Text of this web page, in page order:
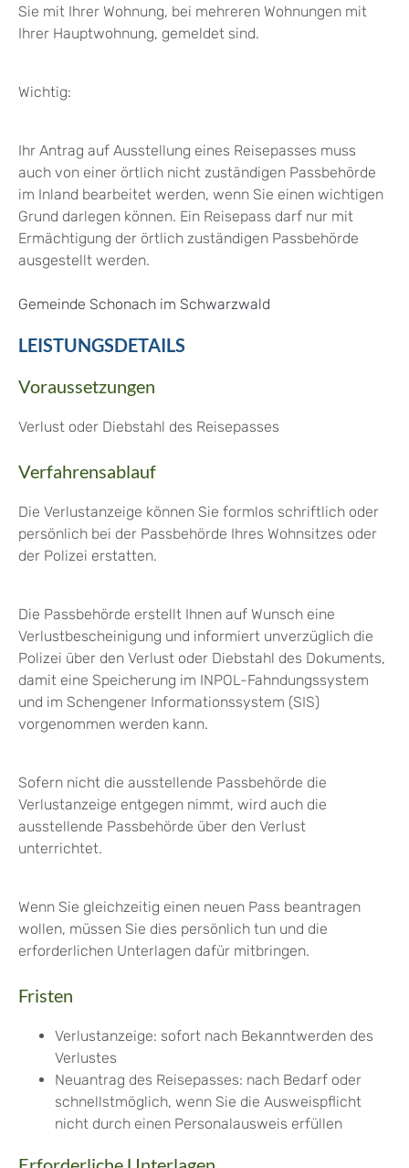
Sie mit Ihrer Wohnung, bei mehreren Wohnungen mit
Ihrer Hauptwohnung, gemeldet sind.
Wichtig:
Ihr Antrag auf Ausstellung eines Reisepasses muss
auch von einer örtlich nicht zuständigen Passbehörde
im Inland bearbeitet werden, wenn Sie einen wichtigen
Grund darlegen können. Ein Reisepass darf nur mit
Ermächtigung der örtlich zuständigen Passbehörde
ausgestellt werden.
Gemeinde Schonach im Schwarzwald
LEISTUNGSDETAILS
Voraussetzungen
Verlust oder Diebstahl des Reisepasses
Verfahrensablauf
Die Verlustanzeige können Sie formlos schriftlich oder
persönlich bei der Passbehörde Ihres Wohnsitzes oder
der Polizei erstatten.
Die Passbehörde erstellt Ihnen auf Wunsch eine
Verlustbescheinigung und informiert unverzüglich die
Polizei über den Verlust oder Diebstahl des Dokuments,
damit eine Speicherung im INPOL-Fahndungssystem
und im Schengener Informationssystem (SIS)
vorgenommen werden kann.
Sofern nicht die ausstellende Passbehörde die
Verlustanzeige entgegen nimmt, wird auch die
ausstellende Passbehörde über den Verlust
unterrichtet.
Wenn Sie gleichzeitig einen neuen Pass beantragen
wollen, müssen Sie dies persönlich tun und die
erforderlichen Unterlagen dafür mitbringen.
Fristen
Verlustanzeige: sofort nach Bekanntwerden des
Verlustes
Neuantrag des Reisepasses: nach Bedarf oder
schnellstmöglich, wenn Sie die Ausweispflicht
nicht durch einen Personalausweis erfüllen